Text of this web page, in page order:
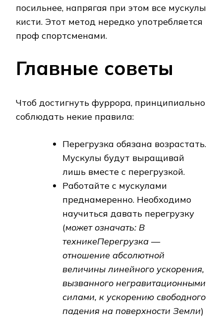
посильнее, напрягая при этом все мускулы
кисти. Этот метод нередко употребляется
проф спортсменами.
Главные советы
Чтоб достигнуть фуррора, принципиально
соблюдать некие правила:
Перегрузка обязана возрастать.
Мускулы будут выращивай
лишь вместе с перегрузкой.
Работайте с мускулами
преднамеренно. Необходимо
научиться давать перегрузку
(может означать: В
техникеПерегрузка —
отношение абсолютной
величины линейного ускорения,
вызванного негравитационными
силами, к ускорению свободного
падения на поверхности Земли)